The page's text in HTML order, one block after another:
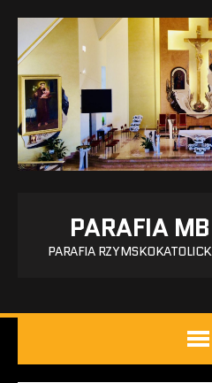
PARAFIA
PARAFIA